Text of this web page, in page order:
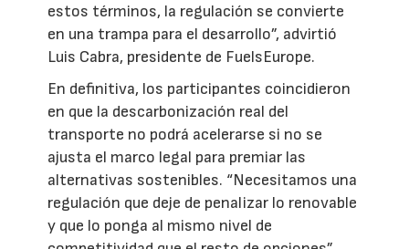
estos términos, la regulación se convierte
en una trampa para el desarrollo”, advirtió
Luis Cabra, presidente de FuelsEurope.
En definitiva, los participantes coincidieron
en que la descarbonización real del
transporte no podrá acelerarse si no se
ajusta el marco legal para premiar las
alternativas sostenibles. “Necesitamos una
regulación que deje de penalizar lo renovable
y que lo ponga al mismo nivel de